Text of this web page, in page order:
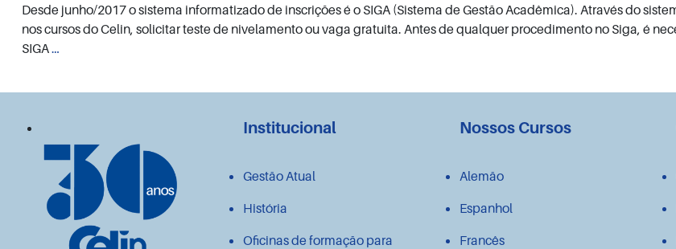
Desde junho/2017 o sistema informatizado de inscrições é o SIGA (Sistema de Gestão Acadêmica). Através do
nos cursos do Celin, solicitar teste de nivelamento ou vaga gratuita. Antes de qualquer procedimento no Siga, é
SIGA…Sistema
Institucional
Gestão Atual
História
Oficinas de formação para
Nossos Cursos
Alemão
Espanhol
Francês